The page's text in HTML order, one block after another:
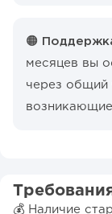
🟠
месяцев вы
через общий
💰 Наличие